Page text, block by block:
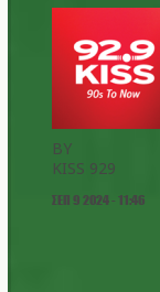
BY
KISS 929
ΣΕΠ 9 2024 - 11:46